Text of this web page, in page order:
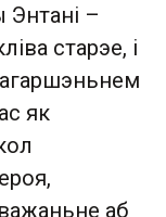
Энтані –
старэе, і
як
аб